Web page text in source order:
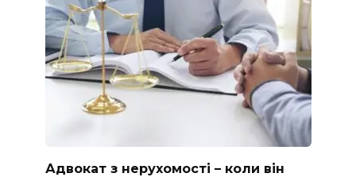
Адвокат з нерухомості – коли він